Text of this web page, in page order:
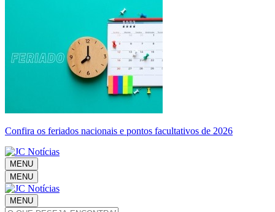
Confira os feriados nacionais e pontos facultativos de 2026
MENU
MENU
MENU